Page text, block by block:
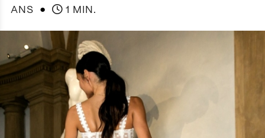
ANS
● 1 MIN.